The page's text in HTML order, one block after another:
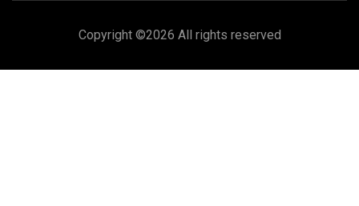
Copyright ©2026 All rights reserved